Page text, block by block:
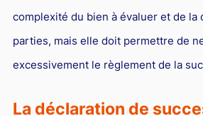
complexité du bien à évaluer et de la
parties, mais elle doit permettre de
excessivement le règlement de la
La déclaration de